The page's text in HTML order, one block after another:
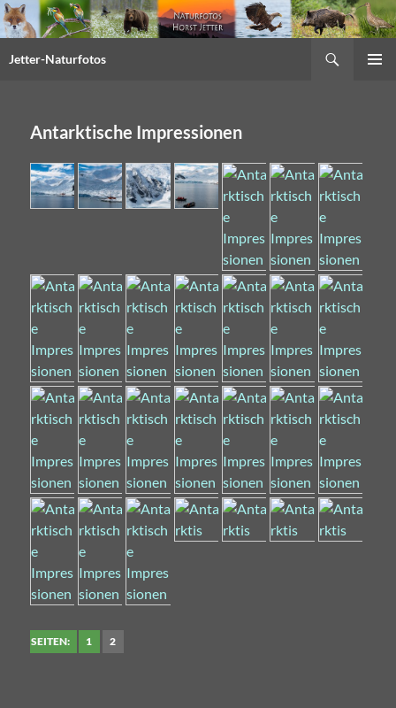
Jetter-Naturfotos
Antarktische Impressionen
SEITEN: 1 2